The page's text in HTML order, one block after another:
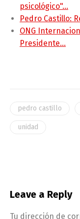
psicológico"…
Pedro Castillo:
ONG
Presidente…
pedro castillo
unidad
Leave a Reply
Tu dirección de